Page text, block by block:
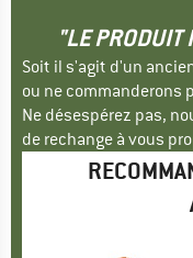
"LE PRODUIT
Soit il s'agit d'un
ou ne commanderons
Ne désespérez pas,
de rechange à vous